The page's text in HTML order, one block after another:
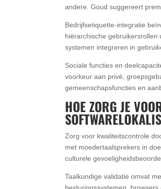
andere. Goud suggereert
Bedrijfsetiquette-integratie
hiërarchische
systemen integreren in
Sociale functies en
voorkeur aan privé,
gemeenschapsfuncties en
HOE ZORG JE
Zorg voor kwaliteitscontrole
met moedertaalsprekers in
culturele
Taalkundige validatie omvat